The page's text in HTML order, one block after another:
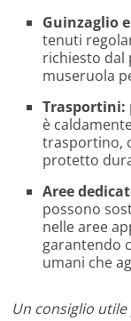
Guinzaglio
tenuti
richiesto dal
museruola
Trasportini:
è
trasportino,
protetto
Aree
possono
nelle aree
garantendo
umani che
Un consiglio